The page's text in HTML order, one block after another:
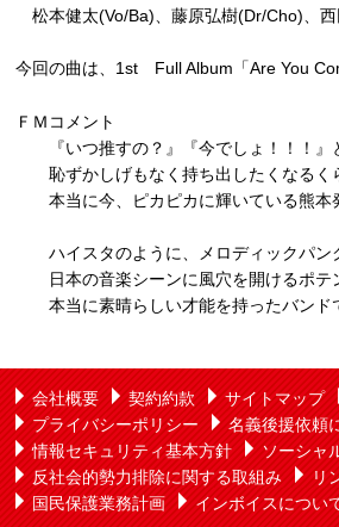
松本健太(Vo/Ba)、藤原弘樹(Dr/Cho)、
今回の曲は、1st Full Album「Are You
ＦＭコメント
『いつ推すの？』『今でしょ！！！』
恥ずかしげもなく持ち出したくなるく
本当に今、ピカピカに輝いている熊本
ハイスタのように、メロディックパン
日本の音楽シーンに風穴を開けるポテ
本当に素晴らしい才能を持ったバンド
会社概要 契約約款 サイトマップ
プライバシーポリシー
名義後援依頼
情報セキュリティ基本方針
ソーシャ
反社会的勢力排除に関する取組み
リ
国民保護業務計画
インボイスについ